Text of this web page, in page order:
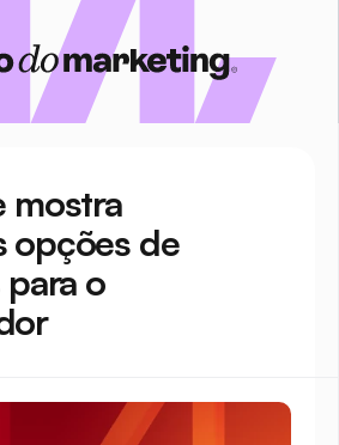
mostra
opções de
o